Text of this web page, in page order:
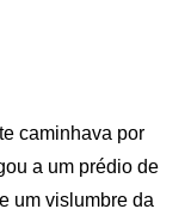
caminhava por
a um prédio de
um vislumbre da